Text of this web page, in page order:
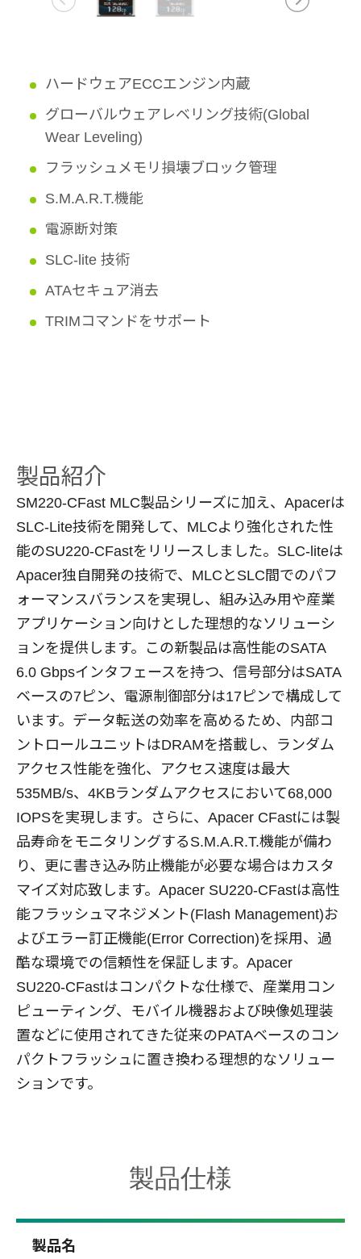
ハードウェアECCエンジン内蔵
グローバルウェアレベリング技術(Global
Wear Leveling)
フラッシュメモリ損壊ブロック管理
S.M.A.R.T.機能
電源断対策
SLC-lite 技術
ATAセキュア消去
TRIMコマンドをサポート
製品紹介
SM220-CFast MLC製品シリーズに加え、Apacerは
SLC-Lite技術を開発して、MLCより強化された性
能のSU220-CFastをリリースしました。SLC-liteは
Apacer独自開発の技術で、MLCとSLC間でのパフ
ォーマンスバランスを実現し、組み込み用や産業
アプリケーション向けとした理想的なソリューシ
ョンを提供します。この新製品は高性能のSATA
6.0 Gbpsインタフェースを持つ、信号部分はSATA
ベースの7ピン、電源制御部分は17ピンで構成して
います。データ転送の効率を高めるため、内部コ
ントロールユニットはDRAMを搭載し、ランダム
アクセス性能を強化、アクセス速度は最大
535MB/s、4KBランダムアクセスにおいて68,000
IOPSを実現します。さらに、Apacer CFastには製
品寿命をモニタリングするS.M.A.R.T.機能が備わ
り、更に書き込み防止機能が必要な場合はカスタ
マイズ対応致します。Apacer SU220-CFastは高性
能フラッシュマネジメント(Flash Management)お
よびエラー訂正機能(Error Correction)を採用、過
酷な環境での信頼性を保証します。Apacer
SU220-CFastはコンパクトな仕様で、産業用コン
ピューティング、モバイル機器および映像処理装
置などに使用されてきた従来のPATAベースのコン
パクトフラッシュに置き換わる理想的なソリュー
ションです。
製品仕様
製品名